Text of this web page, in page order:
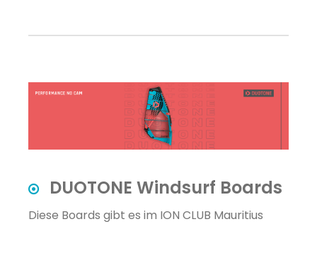
DUOTONE Windsurf Boards
Diese Boards gibt es im ION CLUB Mauritius